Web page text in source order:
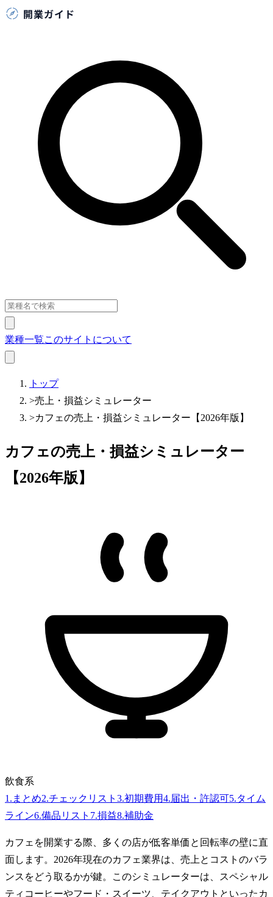
業種一覧このサイトについて
トップ
>売上・損益シミュレーター
>カフェの売上・損益シミュレーター【2026年版】
カフェの売上・損益シミュレーター
【2026年版】
飲食系
1 . まとめ2.チェックリスト 3.初期費用4.届出・許認可5.タイム
ライン6.備品リスト 7.損益8.補助金
カフェを開業する際、多くの店が低客単価と回転率の壁に直
面します。2026年現在のカフェ業界は、売上とコストのバラ
ンスをどう取るかが鍵。このシミュレーターは、スペシャル
ティコーヒーやフード・スイーツ、テイクアウトといったカ